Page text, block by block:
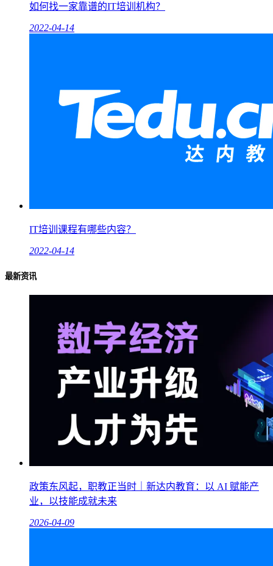
如何找一家靠谱的IT培训机构？
2022-04-14
IT培训课程有哪些内容？
2022-04-14
最新资讯
政策东风起，职教正当时｜新达内教育：以 AI 赋能产
业，以技能成就未来
2026-04-09